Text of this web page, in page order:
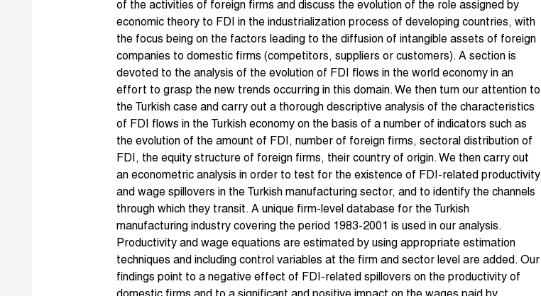
of the activities of foreign firms and discuss the evolution of the role assigned by
economic theory to FDI in the industrialization process of developing countries, with
the focus being on the factors leading to the diffusion of intangible assets of foreign
companies to domestic firms (competitors, suppliers or customers). A section is
devoted to the analysis of the evolution of FDI flows in the world economy in an
effort to grasp the new trends occurring in this domain. We then turn our attention to
the Turkish case and carry out a thorough descriptive analysis of the characteristics
of FDI flows in the Turkish economy on the basis of a number of indicators such as
the evolution of the amount of FDI, number of foreign firms, sectoral distribution of
FDI, the equity structure of foreign firms, their country of origin. We then carry out
an econometric analysis in order to test for the existence of FDI-related productivity
and wage spillovers in the Turkish manufacturing sector, and to identify the channels
through which they transit. A unique firm-level database for the Turkish
manufacturing industry covering the period 1983-2001 is used in our analysis.
Productivity and wage equations are estimated by using appropriate estimation
techniques and including control variables at the firm and sector level are added. Our
findings point to a negative effect of FDI-related spillovers on the productivity of